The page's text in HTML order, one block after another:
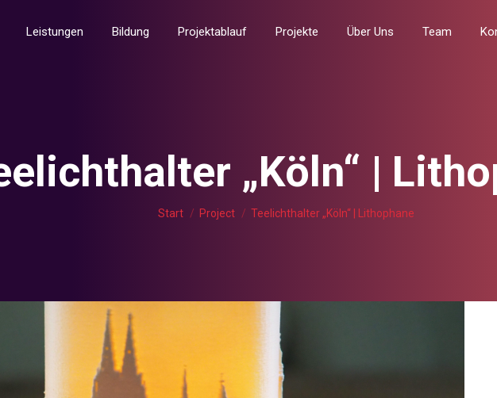
Leistungen Bildung Projektablauf Projekte Über Uns Team
„Köln“ |
Sie befinden sich hier:
Start Project Teelichthalter „Köln“ | Lithophane
Home Leistungen Bildung Projektablauf Projekte Über Uns